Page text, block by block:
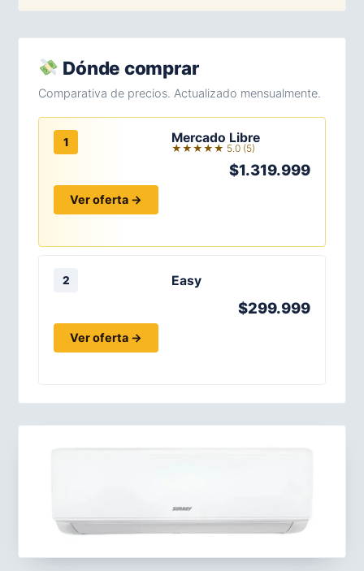
Dónde comprar
Comparativa de precios. Actualizado mensualmente.
1 Mercado Libre
★★★★★ 5.0 (5)
$1.319.999
Ver oferta →
2 Easy
$299.999
Ver oferta →